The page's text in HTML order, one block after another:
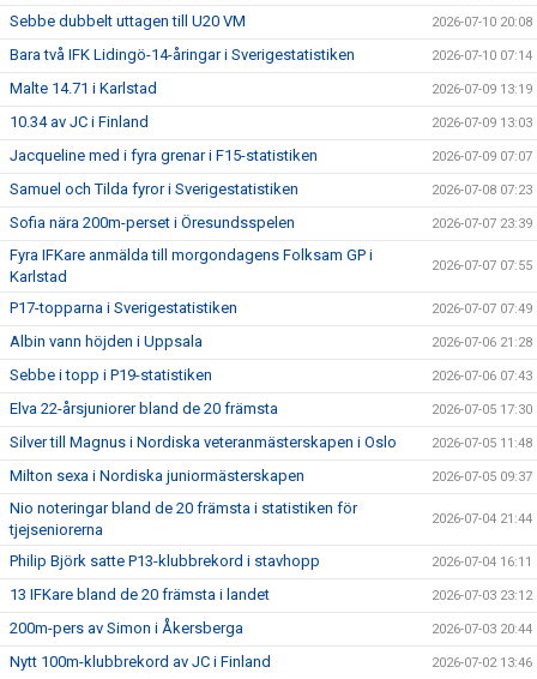
Sebbe dubbelt uttagen till U20 VM 2026-07-10 20:08
Bara två IFK Lidingö-14-åringar i Sverigestatistiken 2026-07-10 07:14
Malte 14.71 i Karlstad 2026-07-09 13:19
10.34 av JC i Finland 2026-07-09 13:03
Jacqueline med i fyra grenar i F15-statistiken 2026-07-09 07:07
Samuel och Tilda fyror i Sverigestatistiken 2026-07-08 07:23
Sofia nära 200m-perset i Öresundsspelen 2026-07-07 23:39
Fyra IFKare anmälda till morgondagens Folksam GP i
Karlstad
2026-07-07 07:55
P17-topparna i Sverigestatistiken 2026-07-07 07:49
Albin vann höjden i Uppsala 2026-07-06 21:28
Sebbe i topp i P19-statistiken 2026-07-06 07:43
Elva 22-årsjuniorer bland de 20 främsta 2026-07-05 17:30
Silver till Magnus i Nordiska veteranmästerskapen i Oslo 2026-07-05 11:48
Milton sexa i Nordiska juniormästerskapen 2026-07-05 09:37
Nio noteringar bland de 20 främsta i statistiken för
tjejseniorerna
2026-07-04 21:44
Philip Björk satte P13-klubbrekord i stavhopp 2026-07-04 16:11
13 IFKare bland de 20 främsta i landet 2026-07-03 23:12
200m-pers av Simon i Åkersberga 2026-07-03 20:44
Nytt 100m-klubbrekord av JC i Finland 2026-07-02 13:46